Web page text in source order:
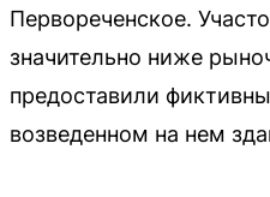
Первореченское.
значительно ниже
предоставили
возведенном на нем